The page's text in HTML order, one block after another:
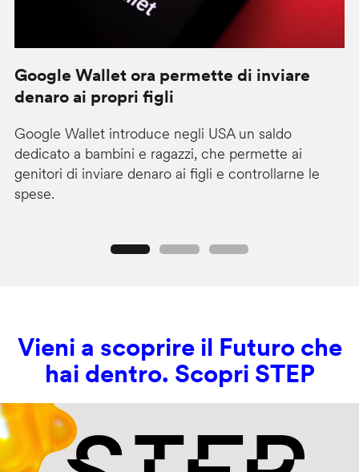
Google Wallet ora permette di inviare
denaro ai propri figli
Google Wallet introduce negli USA un saldo
dedicato a bambini e ragazzi, che permette ai
genitori di inviare denaro ai figli e controllarne le
spese.
Vieni a scoprire il Futuro che
hai dentro. Scopri STEP